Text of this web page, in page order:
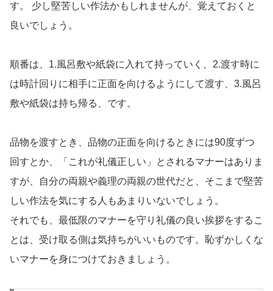
す。 少し堅苦しい作法かもしれませんが、覚えておくと
良いでしょう。
順番は、1.風呂敷や紙袋に入れて持っていく、2.渡す時に
は時計回りに相手に正面を向けるようにして渡す、3.風呂
敷や紙袋は持ち帰る、です。
品物を渡すとき、品物の正面を向けるときには90度ずつ
回すとか、「これが礼儀正しい」とされるマナーはありま
すが、自分の両親や義理の両親の世代だと、そこまで堅苦
しい作法を気にする人もあまりいないでしょう。
それでも、最低限のマナーを守り礼儀の良い挨拶をするこ
とは、受け取る側は気持ちがいいものです。恥ずかしくな
いマナーを身につけておきましょう。